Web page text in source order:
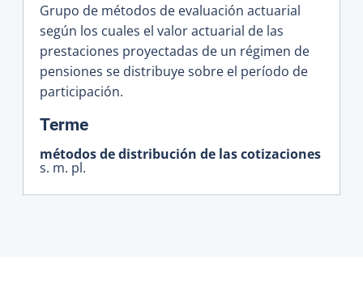
Grupo de métodos de evaluación actuarial
según los cuales el valor actuarial de las
prestaciones proyectadas de un régimen de
pensiones se distribuye sobre el período de
participación.
Terme:
métodos de distribución de las cotizaciones
s. m. pl.